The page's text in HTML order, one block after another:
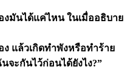
มันได้แค่ไหน ในเมื่ออธิบาย
แล้วเกิดทำพังหรือทำร้าย
จะกันไว้ก่อนได้ยังไง?”